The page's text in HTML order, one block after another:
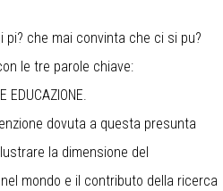
pi? che mai convinta che ci si pu?
le tre parole chiave:
EDUCAZIONE.
dovuta a questa presunta
la dimensione del
mondo e il contributo della ricerca